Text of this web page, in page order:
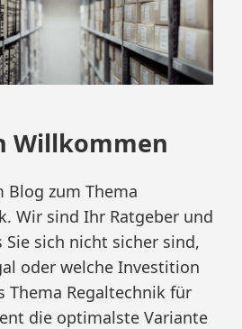
Willkommen
Blog zum Thema
Wir sind Ihr Ratgeber und
Sie sich nicht sicher sind,
oder welche Investition
Thema Regaltechnik für
die optimalste Variante